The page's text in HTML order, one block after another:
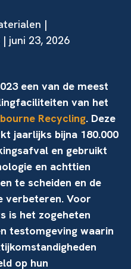
|
juni 23, 2026
een van de meest
van het
Recycling. Deze
jaarlijks bijna 180.000
en gebruikt
en achttien
te scheiden en de
verbeteren. Voor
is het zogeheten
testomgeving waarin
op hun